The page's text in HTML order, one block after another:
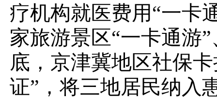
疗机构就医费用“一卡
家旅游景区“一卡通游
底，京津冀地区社保
证”，将三地居民纳入